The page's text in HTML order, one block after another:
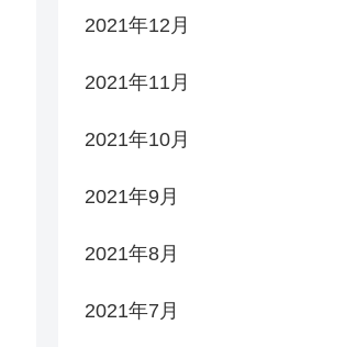
2021年12月
2021年11月
2021年10月
2021年9月
2021年8月
2021年7月